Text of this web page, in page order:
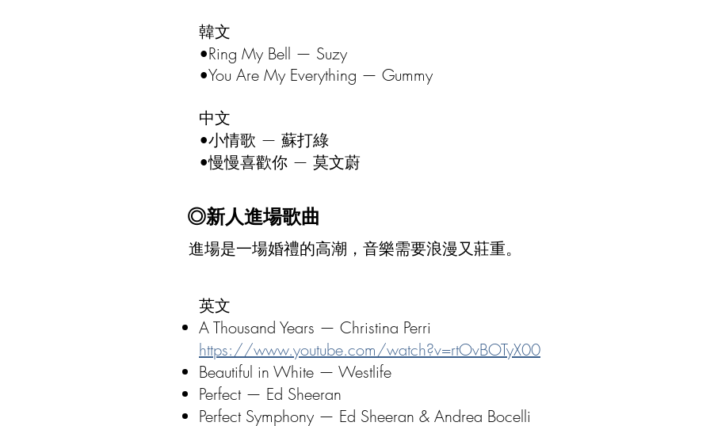
韓文
•Ring My Bell — Suzy
•You Are My Everything — Gummy
中文
•小情歌 — 蘇打綠
•慢慢喜歡你 — 莫文蔚
◎新人進場歌曲
進場是一場婚禮的高潮，音樂需要浪漫又莊重。
英文
A Thousand Years — Christina Perri
https://www.youtube.com/watch?v=rtOvBOTyX00
Beautiful in White — Westlife
Perfect — Ed Sheeran
Perfect Symphony — Ed Sheeran & Andrea Bocelli